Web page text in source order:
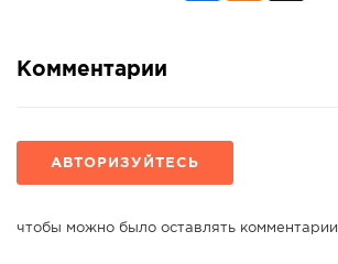
Комментарии
АВТОРИЗУЙТЕСЬ
чтобы можно было оставлять комментарии